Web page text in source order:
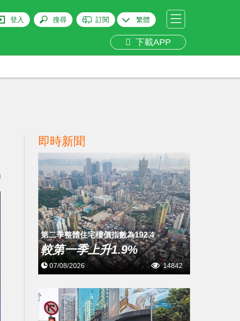
登入 搜尋 訂閱 繁體
下載APP
即時新聞
第二季整體住宅樓價指數為192.4
較第一季上升1.9%
07/08/2026 14842